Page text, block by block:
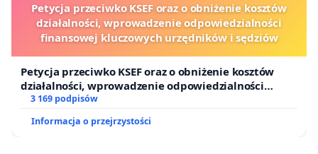
Petycja przeciwko KSEF oraz o obniżenie kosztów
działalności, wprowadzenie odpowiedzialności
finansowej kluczowych urzędników i sędziów
Petycja przeciwko KSEF oraz o obniżenie kosztów
działalności, wprowadzenie odpowiedzialności
finansowej kluczowych urzędników i sędziów
3 169 podpisów
Informacja o przejrzystości